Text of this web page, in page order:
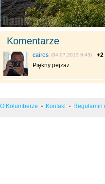
Komentarze
cairos (04.07.2013 9:43)
+2
Piękny pejzaż.
O Kolumberze Kontakt Regulamin